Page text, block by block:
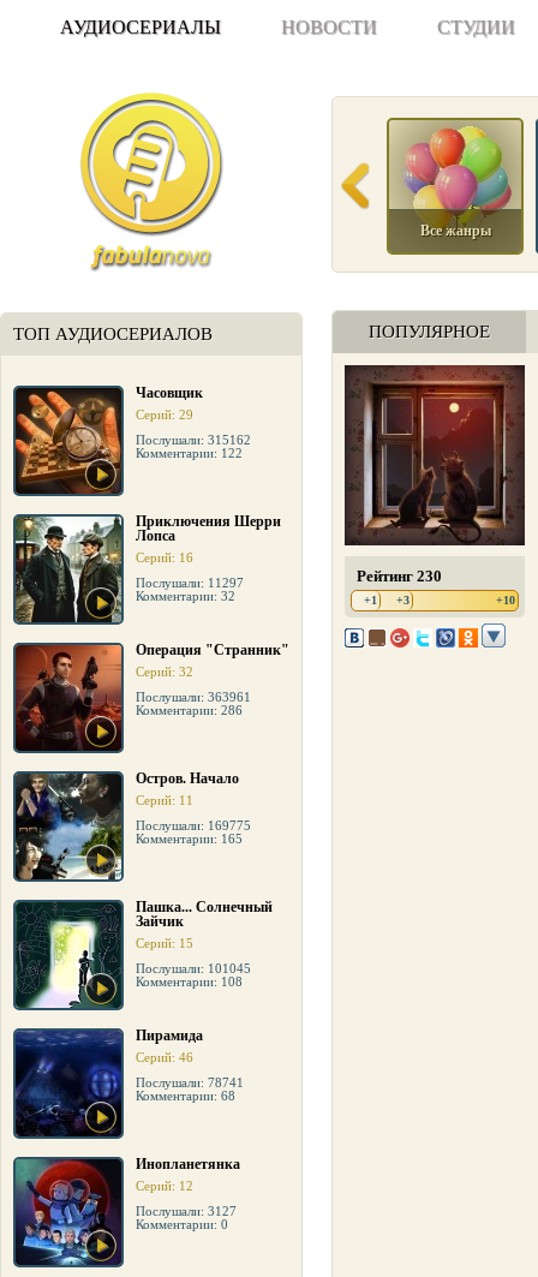
АУДИОСЕРИАЛЫ НОВОСТИ СТУДИИ
ТОП АУДИОСЕРИАЛОВ
Часовщик
Серий: 29
Послушали: 315162
Комментарии: 122
Приключения Шерри
Лопса
Серий: 16
Послушали: 11297
Комментарии: 32
Операция "Странник"
Серий: 32
Послушали: 363961
Комментарии: 286
Остров. Начало
Серий: 11
Послушали: 169775
Комментарии: 165
Пашка... Солнечный
Зайчик
Серий: 15
Послушали: 101045
Комментарии: 108
Пирамида
Серий: 46
Послушали: 78741
Комментарии: 68
Инопланетянка
Серий: 12
Послушали: 3127
Комментарии: 0
Все жанры
ПОПУЛЯРНОЕ
Рейтинг 230
+1 +3 +10